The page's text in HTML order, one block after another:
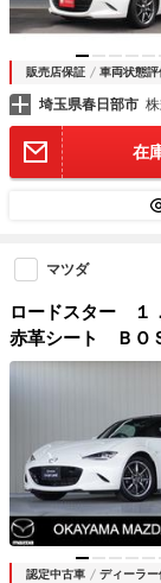
販売店保証 車両状態評
埼玉県春日部市
在
マツダ
ロードスター
赤革シート ＢＯ
ザー 禁煙 ＡＵ
マートシティー
り防止機能 Ｂカ
認定中古車 ディーラー